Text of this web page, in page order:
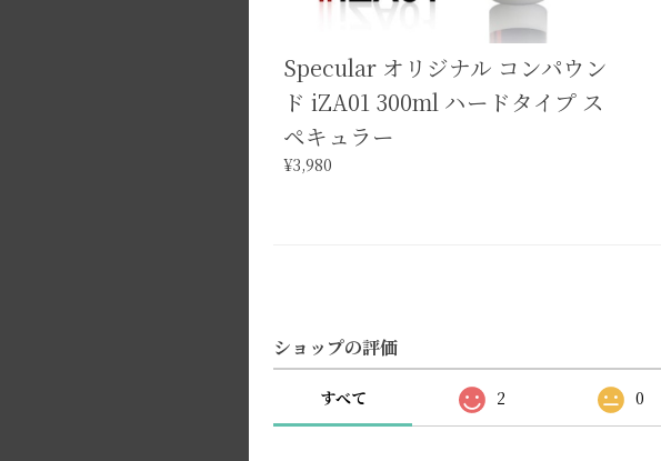
Specular オリジナル コンパウン
ド iZA01 300ml ハードタイプ ス
ペキュラー
¥3,980
ショップの評価
すべて 2 0